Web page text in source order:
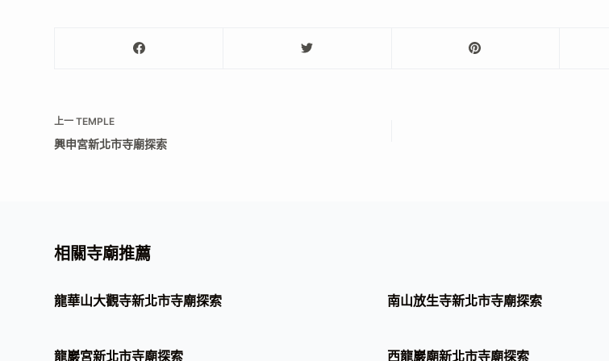
上一TEMPLE
興申宮新北市寺廟探索
相關寺廟推薦
龍華山大觀寺新北市寺廟探索 南山放生寺新北市寺廟探索
龍巖宮新北市寺廟探索 西龍巖廟新北市寺廟探索